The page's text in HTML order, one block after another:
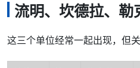
流明、坎德拉、勒
这三个单位经常一起出现，但关